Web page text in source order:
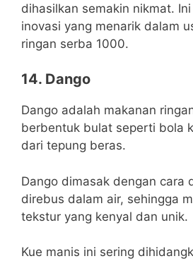
dihasilkan semakin nikmat.
inovasi yang menarik dalam
ringan serba 1000.
14. Dango
Dango adalah makanan
berbentuk bulat seperti bola
dari tepung beras.
Dango dimasak dengan cara
direbus dalam air, sehingga
tekstur yang kenyal dan unik.
Kue manis ini sering